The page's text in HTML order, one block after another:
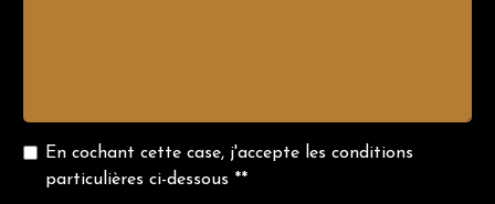
En cochant cette case, j'accepte les conditions
particulières ci-dessous **